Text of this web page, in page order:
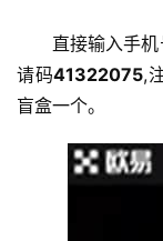
直接输入手
请码41322075,
盲盒一个。